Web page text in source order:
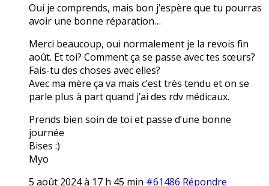
Oui je comprends, mais bon j’espère que tu pourras
avoir une bonne réparation…
Merci beaucoup, oui normalement je la revois fin
août. Et toi? Comment ça se passe avec tes sœurs?
Fais-tu des choses avec elles?
Avec ma mère ça va mais c’est très tendu et on se
parle plus à part quand j’ai des rdv médicaux.
Prends bien soin de toi et passe d’une bonne
journée
Bises :)
Myo
5 août 2024 à 17 h 45 min #61486 Répondre